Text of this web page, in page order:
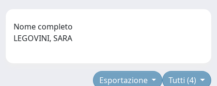
Nome completo
LEGOVINI, SARA
Tutti (4)
Esportazione